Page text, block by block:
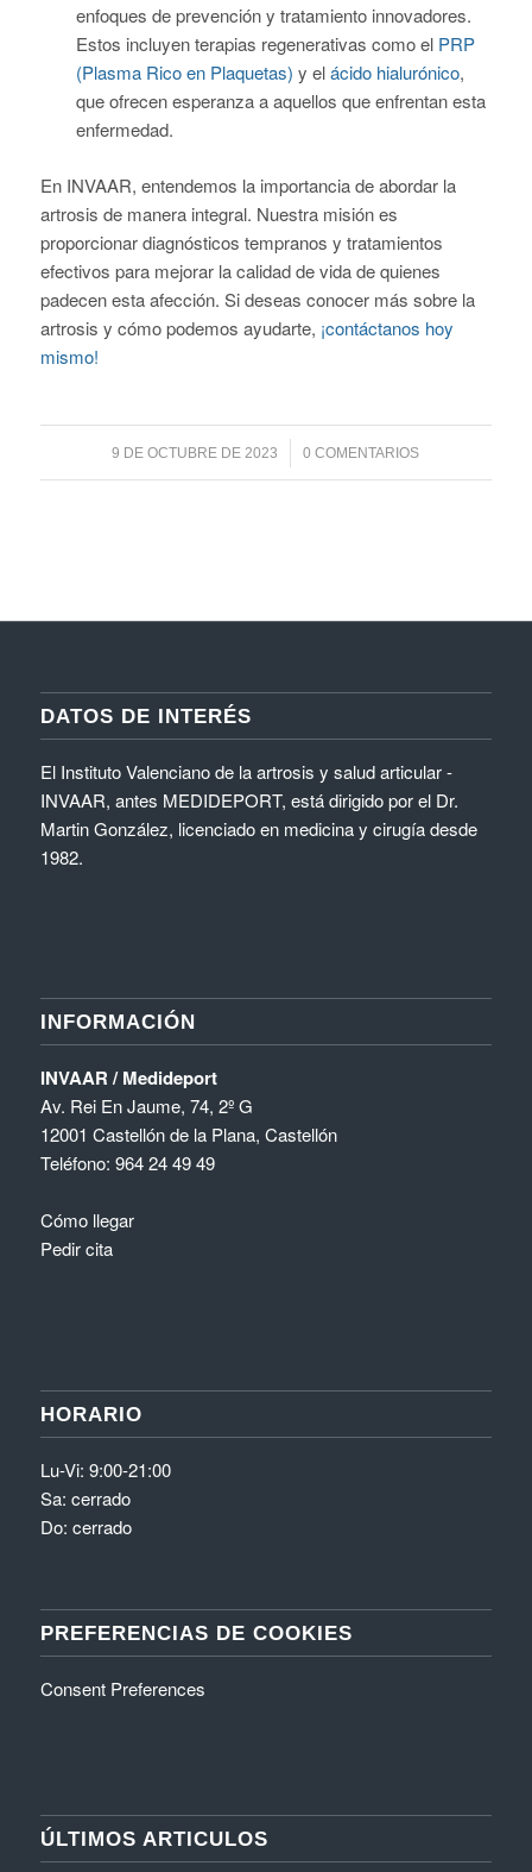
enfoques de prevención y tratamiento innovadores.
Estos incluyen terapias regenerativas como el PRP
(Plasma Rico en Plaquetas) y elácido hialurónico,
que ofrecen esperanza a aquellos que enfrentan esta
enfermedad.
En INVAAR, entendemos la importancia de abordar la
artrosis de manera integral. Nuestra misión es
proporcionar diagnósticos tempranos y tratamientos
efectivos para mejorar la calidad de vida de quienes
padecen esta afección. Si deseas conocer más sobre la
artrosis y cómo podemos ayudarte, ¡contáctanos hoy
mismo!
9 DE OCTUBRE DE 2023
/ 0 COMENTARIOS
DATOS DE INTERÉS
El Instituto Valenciano de la artrosis y salud articular -
INVAAR, antes MEDIDEPORT, está dirigido por el Dr.
Martin González, licenciado en medicina y cirugía desde
1982.
INFORMACIÓN
INVAAR / Medideport
Av. Rei En Jaume, 74, 2º G
12001 Castellón de la Plana, Castellón
Teléfono: 964 24 49 49
Cómo llegar
Pedir cita
HORARIO
Lu-Vi: 9:00-21:00
Sa: cerrado
Do: cerrado
PREFERENCIAS DE COOKIES
Consent Preferences
ÚLTIMOS ARTICULOS